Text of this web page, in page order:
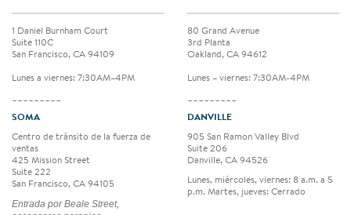
1 Daniel Burnham Court
Suite 110C
San Francisco, CA 94109
Lunes a viernes: 7:30AM–4PM
SOMA
Centro de tránsito de la fuerza de
ventas
425 Mission Street
Suite 222
San Francisco, CA 94105
Entrada por Beale Street,
80 Grand Avenue
3rd Planta
Oakland, CA 94612
Lunes – viernes: 7:30AM-4PM
DANVILLE
905 San Ramon Valley Blvd
Suite 206
Danville, CA 94526
Lunes, miércoles, viernes: 8 a.m. a 5
p.m. Martes, jueves: Cerrado